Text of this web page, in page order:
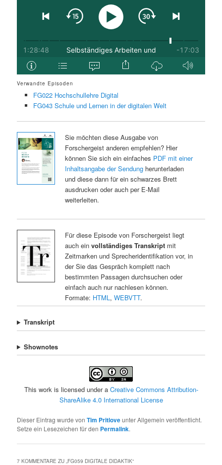
Verwandte Episoden
FG022 Hochschullehre Digital
FG043 Schule und Lernen in der digitalen Welt
Sie möchten diese Ausgabe von
Forschergeist anderen empfehlen? Hier
können Sie sich ein einfaches PDF mit einer
Inhaltsangabe der Sendungherunterladen
und diese dann für ein schwarzes Brett
ausdrucken oder auch per E-Mail
weiterleiten.
Für diese Episode von Forschergeist liegt
auch ein vollständiges Transkriptmit
Zeitmarken und Sprecheridentifikation vor, in
der Sie das Gespräch komplett nach
bestimmten Passagen durchsuchen oder
einfach auch nur nachlesen können.
Formate: HTML , WEBVTT.
Transkript
Shownotes
This work is licensed under a Creative Commons Attribution-
ShareAlike 4.0 International License
Dieser Eintrag wurde vonTim Pritloveunter Allgemein veröffentlicht.
Setze ein Lesezeichen für den Permalink.
7 KOMMENTARE ZU „FG059 DIGITALE DIDAKTIK“